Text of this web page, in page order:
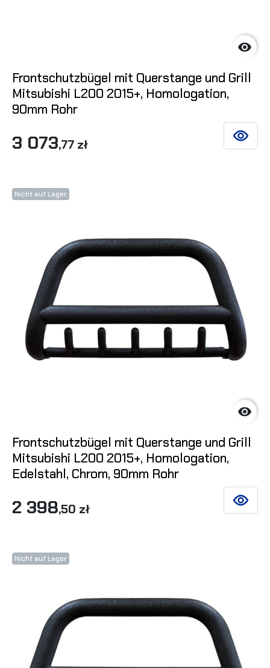

Frontschutzbügel mit Querstange und Grill
Mitsubishi L200 2015+, Homologation,
90mm Rohr
3 073,77 zł SIEHE
Nicht auf Lager

Frontschutzbügel mit Querstange und Grill
Mitsubishi L200 2015+, Homologation,
Edelstahl, Chrom, 90mm Rohr
2 398,50 zł SIEHE
Nicht auf Lager